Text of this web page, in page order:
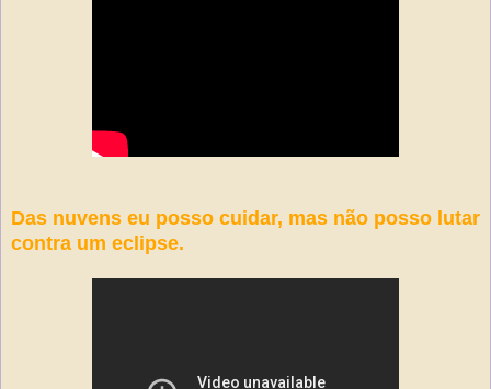
Das nuvens eu posso cuidar, mas não posso lutar
contra um eclipse.